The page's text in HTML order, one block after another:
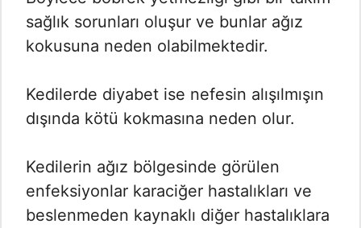
sağlık sorunları oluşur ve bunlar ağız
kokusuna neden olabilmektedir.
Kedilerde diyabet ise nefesin alışılmışın
dışında kötü kokmasına neden olur.
Kedilerin ağız bölgesinde görülen
enfeksiyonlar karaciğer hastalıkları ve
beslenmeden kaynaklı diğer hastalıklara